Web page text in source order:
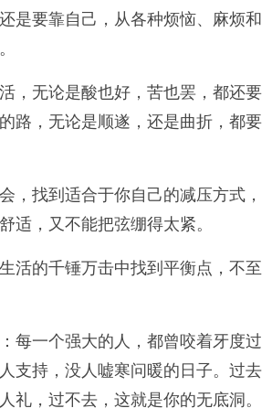
是要靠自己，从各种烦恼、麻烦和
，无论是酸也好，苦也罢，都还要
路，无论是顺遂，还是曲折，都要
，找到适合于你自己的减压方式，
适，又不能把弦绷得太紧。
活的千锤万击中找到平衡点，不至
每一个强大的人，都曾咬着牙度过
支持，没人嘘寒问暖的日子。过去
礼，过不去，这就是你的无底洞。